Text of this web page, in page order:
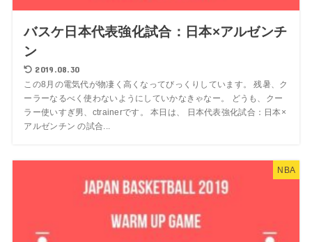
バスケ日本代表強化試合：日本×アルゼンチ
ン
2019.08.30
この8月の電気代が物凄く高くなってびっくりしています。 残暑、ク
ーラーなるべく使わないようにしていかなきゃなー。 どうも、クー
ラー使いすぎ男、ctrainerです。 本日は、 日本代表強化試合：日本×
アルゼンチン の試合...
NBA